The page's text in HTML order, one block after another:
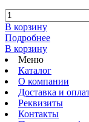
В корзину
Подробнее
В корзину
Меню
Каталог
О компании
Доставка и
Реквизиты
Контакты